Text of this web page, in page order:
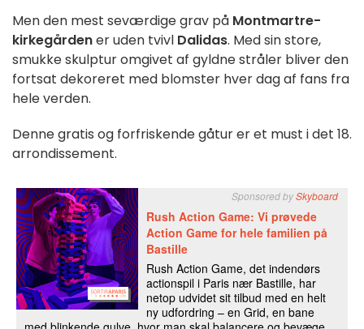
Men den mest seværdige grav på Montmartre-
kirkegårdener uden tvivl Dalidas. Med sin store,
smukke skulptur omgivet af gyldne stråler bliver den
fortsat dekoreret med blomster hver dag af fans fra
hele verden.
Denne gratis og forfriskende gåtur er et must i det 18.
arrondissement.